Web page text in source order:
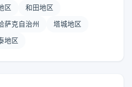
区 和田地区
萨克自治州 塔城地区
地区